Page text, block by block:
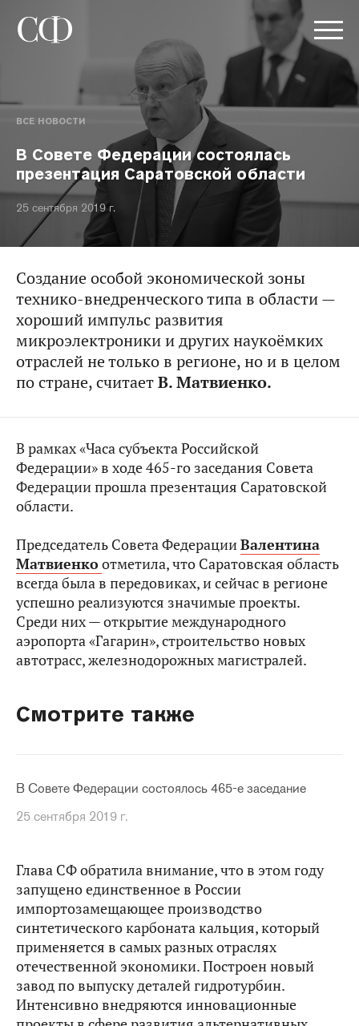
ВСЕ НОВОСТИ
В Совете Федерации состоялась
презентация Саратовской области
25 сентября 2019 г.
Создание особой экономической зоны
технико-внедренческого типа в области —
хороший импульс развития
микроэлектроники и других наукоёмких
отраслей не только в регионе, но и в целом
по стране, считаетВ. Матвиенко.
В рамках «Часа субъекта Российской
Федерации» в ходе 465-го заседания Совета
Федерации прошла презентация Саратовской
области.
Председатель Совета ФедерацииВалентина
Матвиенкоотметила, что Саратовская область
всегда была в передовиках, и сейчас в регионе
успешно реализуются значимые проекты.
Среди них — открытие международного
аэропорта «Гагарин», строительство новых
автотрасс, железнодорожных магистралей.
Смотрите также
В Совете Федерации состоялось 465-е заседание
25 сентября 2019 г.
Глава СФ обратила внимание, что в этом году
запущено единственное в России
импортозамещающее производство
синтетического карбоната кальция, который
применяется в самых разных отраслях
отечественной экономики. Построен новый
завод по выпуску деталей гидротурбин.
Интенсивно внедряются инновационные